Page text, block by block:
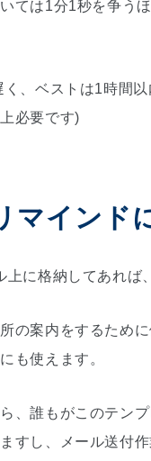
ては1分1秒を争う
、ベストは1時間
必要です)
マインド
に格納してあれば
の案内をするため
も使えます。
、誰もがこのテン
すし、メール送付